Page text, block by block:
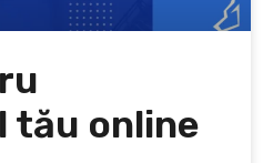
tău online